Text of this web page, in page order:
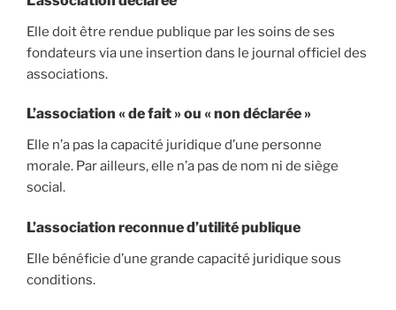
Elle doit être rendue publique par les soins de ses
fondateurs via une insertion dans le journal officiel des
associations.
L’association « de fait » ou « non déclarée »
Elle n’a pas la capacité juridique d’une personne
morale. Par ailleurs, elle n’a pas de nom ni de siège
social.
L’association reconnue d’utilité publique
Elle bénéficie d’une grande capacité juridique sous
conditions.